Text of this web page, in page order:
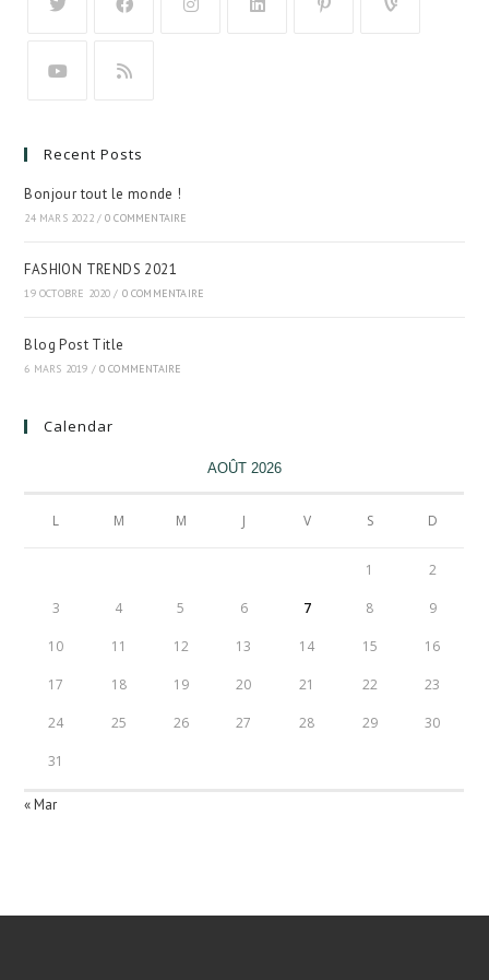
Recent Posts
Bonjour tout le monde !
24 MARS 2022 / 0 COMMENTAIRE
FASHION TRENDS 2021
19 OCTOBRE 2020 / 0 COMMENTAIRE
Blog Post Title
6 MARS 2019 / 0 COMMENTAIRE
Calendar
AOÛT 2026
L M M J V S D
1 2
3 4 5 6 7 8 9
10 11 12 13 14 15 16
17 18 19 20 21 22 23
24 25 26 27 28 29 30
31
« Mar